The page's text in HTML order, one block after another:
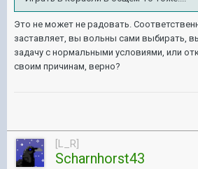
Это не может не радовать.
заставляет, вы вольны сами выбирать,
задачу с нормальными условиями, или
своим причинам, верно?
[L_R]
Scharnhorst43